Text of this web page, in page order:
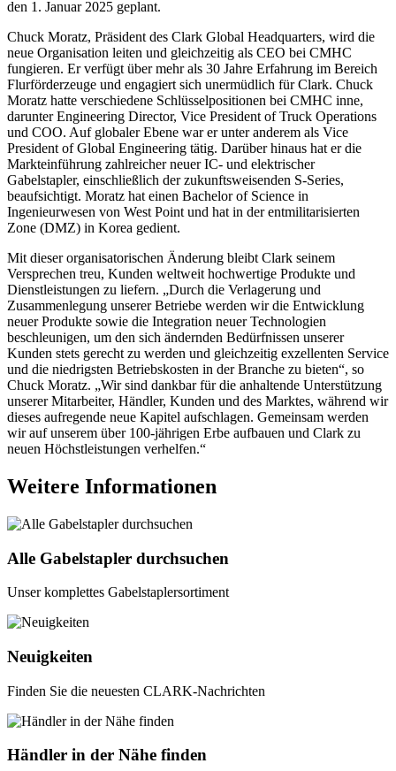
den 1. Januar 2025 geplant.
Chuck Moratz, Präsident des Clark Global Headquarters, wird die
neue Organisation leiten und gleichzeitig als CEO bei CMHC
fungieren. Er verfügt über mehr als 30 Jahre Erfahrung im Bereich
Flurförderzeuge und engagiert sich unermüdlich für Clark. Chuck
Moratz hatte verschiedene Schlüsselpositionen bei CMHC inne,
darunter Engineering Director, Vice President of Truck Operations
und COO. Auf globaler Ebene war er unter anderem als Vice
President of Global Engineering tätig. Darüber hinaus hat er die
Markteinführung zahlreicher neuer IC- und elektrischer
Gabelstapler, einschließlich der zukunftsweisenden S-Series,
beaufsichtigt. Moratz hat einen Bachelor of Science in
Ingenieurwesen von West Point und hat in der entmilitarisierten
Zone (DMZ) in Korea gedient.
Mit dieser organisatorischen Änderung bleibt Clark seinem
Versprechen treu, Kunden weltweit hochwertige Produkte und
Dienstleistungen zu liefern. „Durch die Verlagerung und
Zusammenlegung unserer Betriebe werden wir die Entwicklung
neuer Produkte sowie die Integration neuer Technologien
beschleunigen, um den sich ändernden Bedürfnissen unserer
Kunden stets gerecht zu werden und gleichzeitig exzellenten Service
und die niedrigsten Betriebskosten in der Branche zu bieten“, so
Chuck Moratz. „Wir sind dankbar für die anhaltende Unterstützung
unserer Mitarbeiter, Händler, Kunden und des Marktes, während wir
dieses aufregende neue Kapitel aufschlagen. Gemeinsam werden
wir auf unserem über 100-jährigen Erbe aufbauen und Clark zu
neuen Höchstleistungen verhelfen.“
Weitere Informationen
Alle Gabelstapler durchsuchen
Unser komplettes Gabelstaplersortiment
Neuigkeiten
Finden Sie die neuesten CLARK-Nachrichten
Händler in der Nähe finden